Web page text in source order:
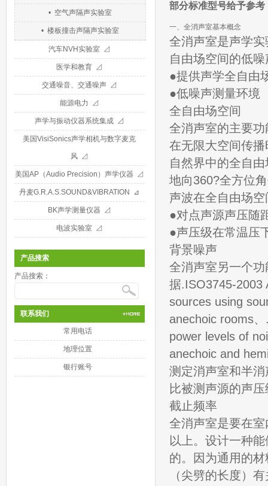
• 空气声隔声实验室
• 楼板撞击声隔声实验室
汽车NVH实验室 ⊿
医学和教育 ⊿
交通噪音、交通噪声 ⊿
能源电力 ⊿
声学与振动仪器系统集成 ⊿
美国VisiSonics声学相机与数字麦克
风 ⊿
美国AP（Audio Precision）声学仪器 ⊿
丹麦G.R.A.S.SOUND&VIBRATION ⊿
BK声学测量仪器 ⊿
电波实验室 ⊿
产品搜索
产品搜索：
联系我们
常用电话
地理位置
银行账号
部分标准型号给予参考
一、全消声室基本概念
全消声室是声学
自由场空间的低
●提供声学全自由
●低噪声测量环境
全自由场空间
全消声室的主要
在无限大空间传
自然界中的全自
地向360?全方位
声波在全自由场
●对点声源声压随
●声压级在常温压
背景噪声
全消声室另一个
据.ISO3745-2003
sources using
anechoic rooms
power levels of
anechoic and
测定消声室和半
比被测声源的声
截止频率
全消声室是要在
以上。设计一种
的。因为通用的
（尖劈的长度）